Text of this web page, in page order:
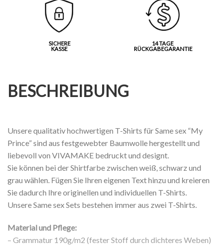
SICHERE
KASSE
14 TAGE
RÜCKGABEGARANTIE
BESCHREIBUNG
Unsere qualitativ hochwertigen T-Shirts für Same sex “My
Prince” sind aus festgewebter Baumwolle hergestellt und
liebevoll von VIVAMAKE bedruckt und designt.
Sie können bei der Shirtfarbe zwischen weiß, schwarz und
grau wählen. Fügen Sie Ihren eigenen Text hinzu und kreieren
Sie dadurch Ihre originellen und individuellen T-Shirts.
Unsere Same sex Sets bestehen immer aus zwei T-Shirts.
Material und Pflege:
– Grammatur 190g/m2 (fester Stoff durch dichteres Weben)